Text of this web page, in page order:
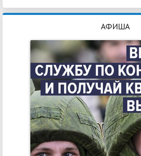
АФИША